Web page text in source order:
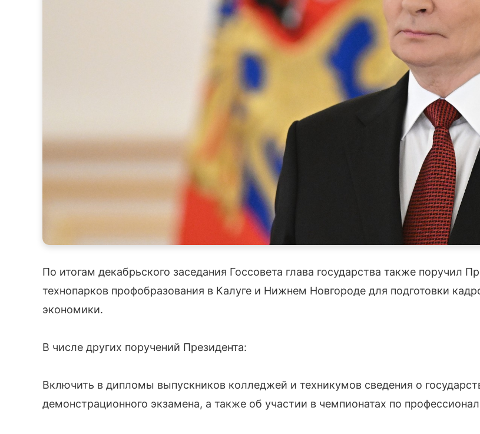
По итогам декабрьского заседания Госсовета глава государства также поручил
технопарков профобразования в Калуге и Нижнем Новгороде для подготовки
экономики.
В числе других поручений Президента:
Включить в дипломы выпускников колледжей и техникумов сведения о
демонстрационного экзамена, а также об участии в чемпионатах по